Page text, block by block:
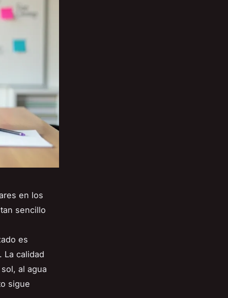
en los
sencillo
es
. La calidad
al agua
sigue